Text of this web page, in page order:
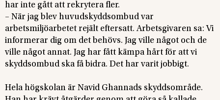
har inte gått att rekrytera fler.
– När jag blev huvudskyddsombud var
arbetsmiljöarbetet rejält eftersatt. Arbetsgivaren sa: Vi
informerar dig om det behövs. Jag ville något och de
ville något annat. Jag har fått kämpa hårt för att vi
skyddsombud ska få bidra. Det har varit jobbigt.
Hela högskolan är Navid Ghannads skyddsområde.